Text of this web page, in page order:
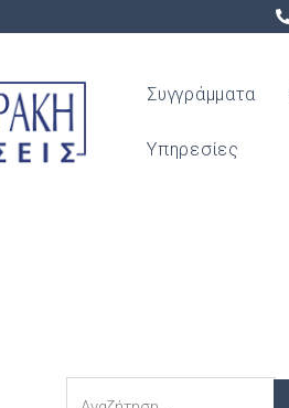
Συγγράμματα
Υπηρεσίες